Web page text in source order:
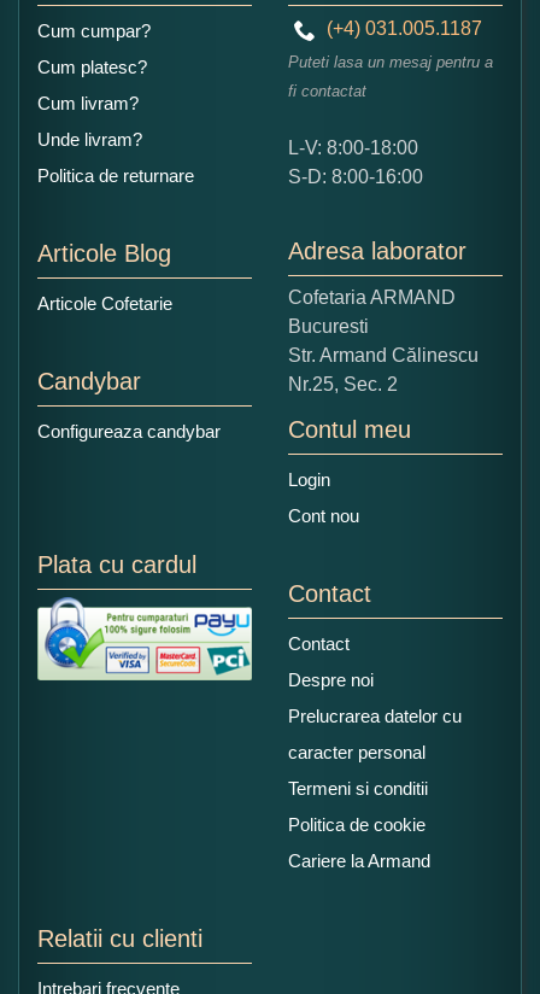
Ce nota acordati acestui produs?
5
Copiati alaturi numarul din imagine:
Cum cumpar?
Cum platesc?
Cum livram?
Unde livram?
Politica de returnare
Articole Blog
Articole Cofetarie
Candybar
Configureaza candybar
(+4) 031.005.1187
Puteti lasa un mesaj pentru a
fi contactat
L-V: 8:00-18:00
S-D: 8:00-16:00
Adresa laborator
Cofetaria ARMAND
Bucuresti
Str. Armand Călinescu
Nr.25, Sec. 2
Contul meu
Login
Cont nou
Plata cu cardul
Contact
Contact
Despre noi
Prelucrarea datelor cu
caracter personal
Termeni si conditii
Politica de cookie
Cariere la Armand
Relatii cu clienti
Intrebari frecvente